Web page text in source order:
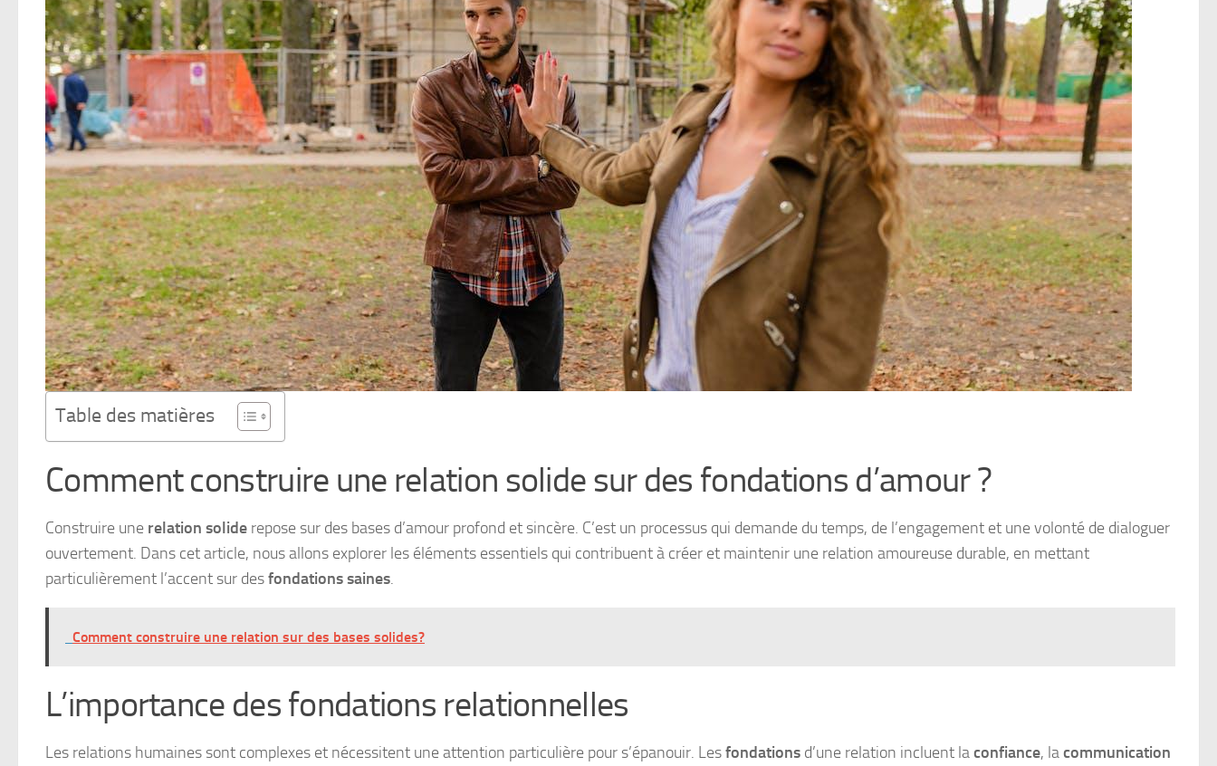
Table des matières
Comment construire une relation solide sur des fondations d’amour ?
Construire une relation solide repose sur des bases d’amour profond et sincère. C’est un processus qui demande du temps, de l’engagement et une volonté de dialoguer
ouvertement. Dans cet article, nous allons explorer les éléments essentiels qui contribuent à créer et maintenir une relation amoureuse durable, en mettant
particulièrement l’accent sur desfondations saines.
Comment construire une relation sur des bases solides?
L’importance des fondations relationnelles
Les relations humaines sont complexes et nécessitent une attention particulière pour s’épanouir. Lesfondations d’une relation incluent laconfiance, lacommunication